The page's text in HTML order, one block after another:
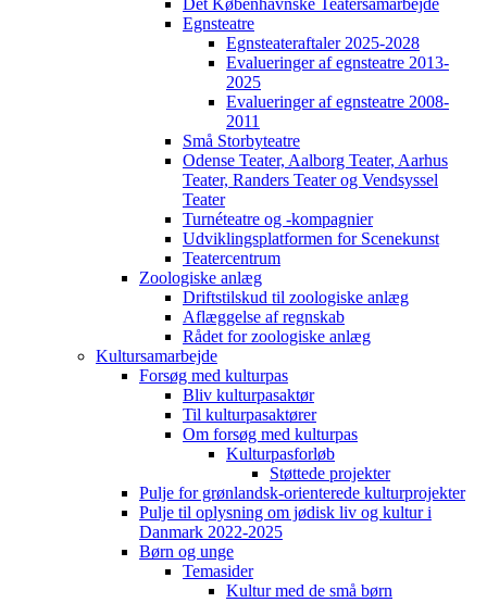
Det Københavnske Teatersamarbejde
Egnsteatre
Egnsteateraftaler 2025-2028
Evalueringer af egnsteatre 2013-
2025
Evalueringer af egnsteatre 2008-
2011
Små Storbyteatre
Odense Teater, Aalborg Teater, Aarhus
Teater, Randers Teater og Vendsyssel
Teater
Turnéteatre og -kompagnier
Udviklingsplatformen for Scenekunst
Teatercentrum
Zoologiske anlæg
Driftstilskud til zoologiske anlæg
Aflæggelse af regnskab
Rådet for zoologiske anlæg
Kultursamarbejde
Forsøg med kulturpas
Bliv kulturpasaktør
Til kulturpasaktører
Om forsøg med kulturpas
Kulturpasforløb
Støttede projekter
Pulje for grønlandsk-orienterede kulturprojekter
Pulje til oplysning om jødisk liv og kultur i
Danmark 2022-2025
Børn og unge
Temasider
Kultur med de små børn